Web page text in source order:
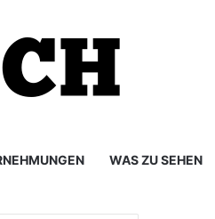
WAS ZU SEHEN